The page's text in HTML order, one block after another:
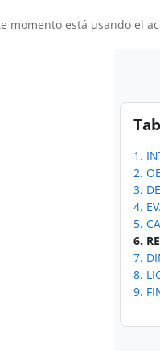
momento está usando el
Salta
1.
2.
3.
4.
5.
6.
7.
8.
9.